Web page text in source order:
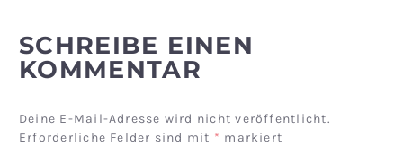
SCHREIBE EINEN
KOMMENTAR
Deine E-Mail-Adresse wird nicht veröffentlicht.
Erforderliche Felder sind mit * markiert